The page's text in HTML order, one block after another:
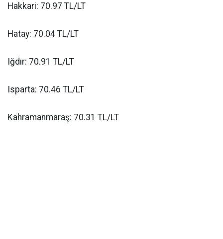
Hakkari: 70.97 TL/LT
Hatay: 70.04 TL/LT
Iğdır: 70.91 TL/LT
Isparta: 70.46 TL/LT
Kahramanmaraş: 70.31 TL/LT